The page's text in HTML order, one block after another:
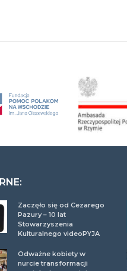
Zaczęło się od Cezarego
Pazury – 10 lat
Stowarzyszenia
Kulturalnego videoPYJA
Odważne kobiety w
nurcie transformacji